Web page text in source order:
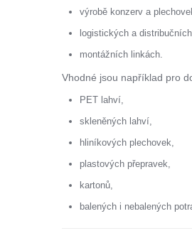
výrobě konzerv a
logistických a
montážních linkách.
Vhodné jsou například pro
PET lahví,
skleněných lahví,
hliníkových plechovek,
plastových přepravek,
kartonů,
balených i nebalených